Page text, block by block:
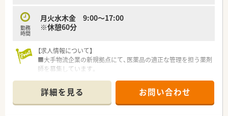
勤務
時間
月火水木金 9:00～17:00
※休憩60分
【求人情報について】
■大手物流企業の新規拠点にて、医薬品の適正な管理を担う薬剤
師を募集しています。
2,300円の範囲で給与を決定します。
■年間休日は120日以上を確保し、土日祝日がお休みなので、プ
ライベートの時間も大切にできます。
詳細を見る お問い合わせ